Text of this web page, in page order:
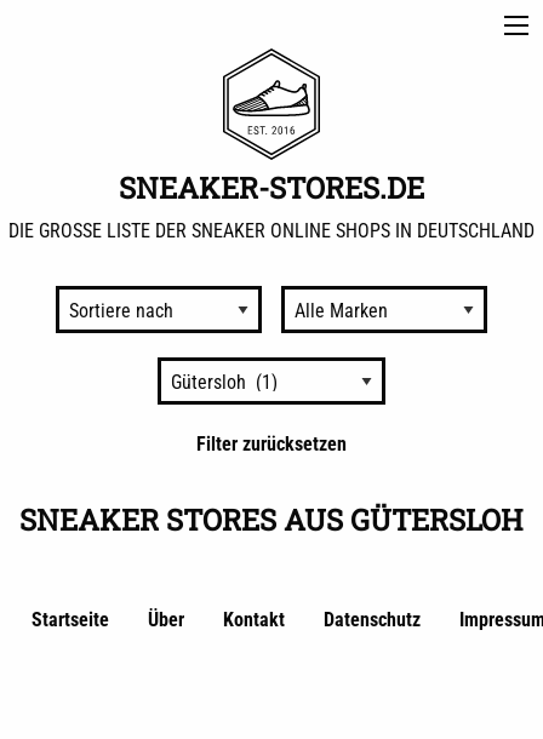
SNEAKER-STORES.DE
DIE GROSSE LISTE DER SNEAKER ONLINE SHOPS IN DEUTSCHLAND
Nach
Marken
sortieren
Nach
Städten
sortieren
Filter zurücksetzen
SNEAKER STORES AUS GÜTERSLOH
Startseite Über Kontakt Datenschutz